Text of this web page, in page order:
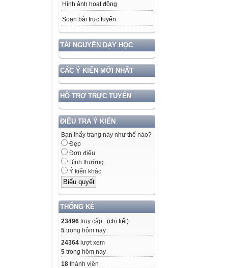
Hình ảnh hoạt động
Soạn bài trực tuyến
TÀI NGUYÊN DẠY HỌC
CÁC Ý KIẾN MỚI NHẤT
HỖ TRỢ TRỰC TUYẾN
ĐIỀU TRA Ý KIẾN
Bạn thấy trang này như thế nào?
Đẹp
Đơn điệu
Bình thường
Ý kiến khác
THỐNG KÊ
23496 truy cập (chi tiết)
5 trong hôm nay
24364 lượt xem
5 trong hôm nay
18 thành viên